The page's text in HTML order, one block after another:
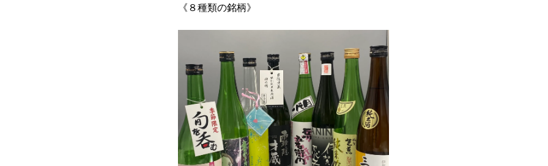
《８種類の銘柄》